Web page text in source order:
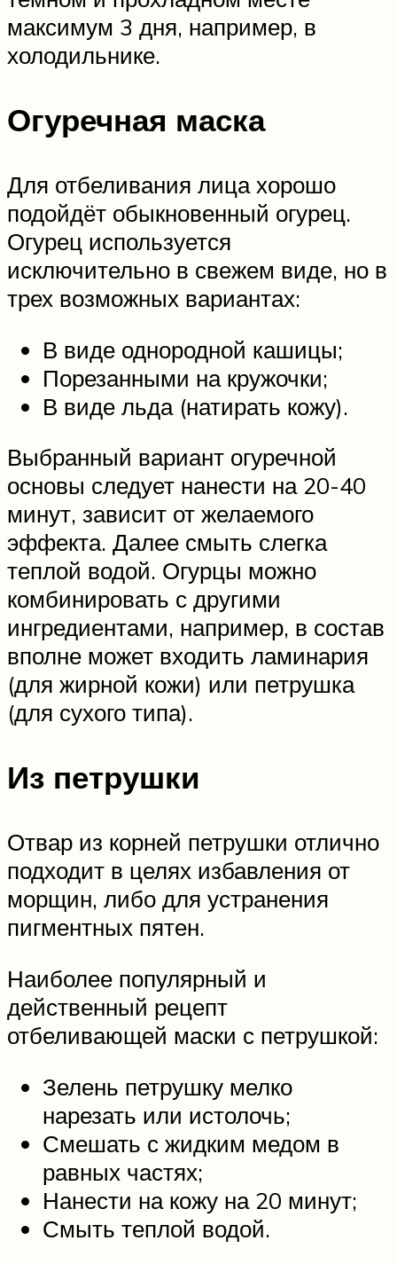
максимум 3 дня, например, в
холодильнике.
Огуречная маска
Для отбеливания лица хорошо
подойдёт обыкновенный огурец.
Огурец используется
исключительно в свежем виде, но в
трех возможных вариантах:
В виде однородной кашицы;
Порезанными на кружочки;
В виде льда (натирать кожу).
Выбранный вариант огуречной
основы следует нанести на 20-40
минут, зависит от желаемого
эффекта. Далее смыть слегка
теплой водой. Огурцы можно
комбинировать с другими
ингредиентами, например, в состав
вполне может входить ламинария
(для жирной кожи) или петрушка
(для сухого типа).
Из петрушки
Отвар из корней петрушки отлично
подходит в целях избавления от
морщин, либо для устранения
пигментных пятен.
Наиболее популярный и
действенный рецепт
отбеливающей маски с петрушкой:
Зелень петрушку мелко
нарезать или истолочь;
Смешать с жидким медом в
равных частях;
Нанести на кожу на 20 минут;
Смыть теплой водой.